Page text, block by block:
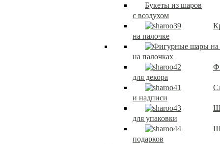
Букеты из шаров
с воздухом
на палочке
на палочках
для декора
и надписи
для упаковки
подарков